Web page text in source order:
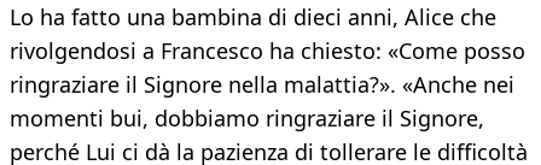
Lo ha fatto una bambina di dieci anni, Alice che
rivolgendosi a Francesco ha chiesto: «Come posso
ringraziare il Signore nella malattia?». «Anche nei
momenti bui, dobbiamo ringraziare il Signore,
perché Lui ci dà la pazienza di tollerare le difficoltà